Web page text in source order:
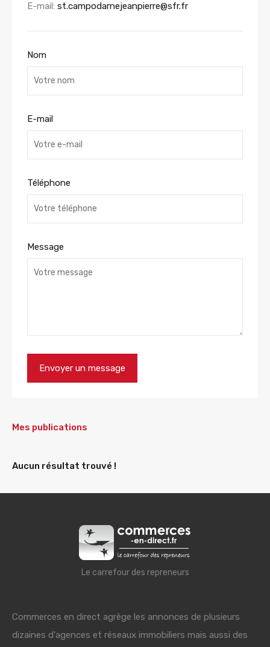
E-mail: st.campodarnejeanpierre@sfr.fr
Nom
E-mail
Téléphone
Message
Mes publications
Aucun résultat trouvé !
Le carrefour des repreneurs
Commerces en direct agrège les annonces de plusieurs
dizaines d'agences et réseaux immobiliers mais aussi des